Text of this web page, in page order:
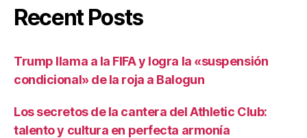
Recent Posts
Trump llama a la FIFA y logra la «suspensión
condicional» de la roja a Balogun
Los secretos de la cantera del Athletic Club:
talento y cultura en perfecta armonía